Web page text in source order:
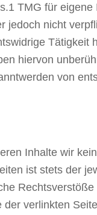
TMG für
nicht
hiervon
von
Inhalte wir
ist stets der
verlinkten